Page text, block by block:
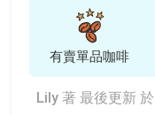
有賣單品咖啡
Lily 著 最後更新